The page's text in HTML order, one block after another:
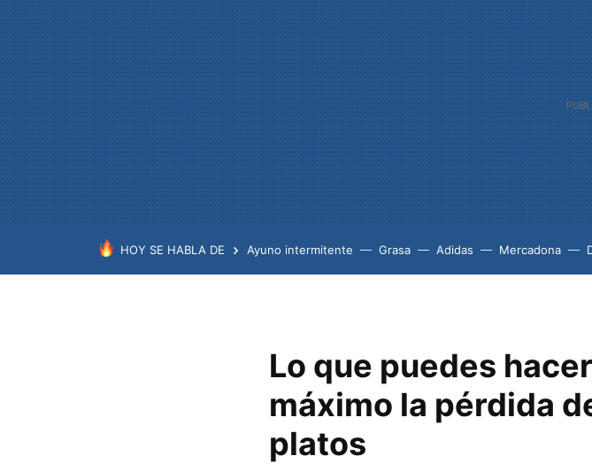
HOY SE HABLA DE Ayuno intermitente Grasa Adidas Mercadona
Lo que puedes
máximo la pérdida
platos